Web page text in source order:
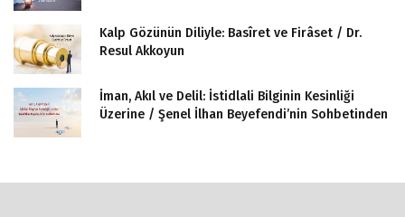
Kalp Gözünün Diliyle: Basîret ve Firâset / Dr.
Resul Akkoyun
İman, Akıl ve Delil: İstidlali Bilginin Kesinliği
Üzerine / Şenel İlhan Beyefendi’nin Sohbetinden